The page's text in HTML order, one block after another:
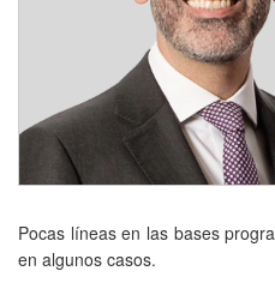
Pocas líneas en las bases
en algunos casos.